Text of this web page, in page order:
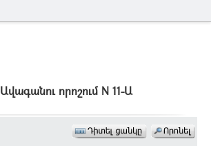
Ավագանու որոշում N 11-Ա